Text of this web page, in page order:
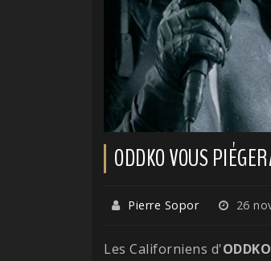
ODDKO VOUS
Pierre Sopor 26
Les Californiens d'ODDKO